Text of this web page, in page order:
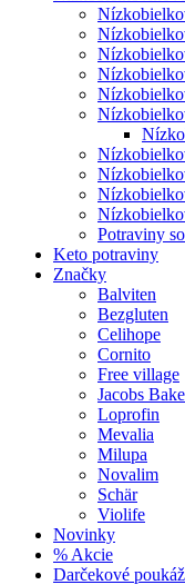
Potraviny
Keto potraviny
Značky
Balviten
Bezgluten
Celihope
Cornito
Free village
Jacobs
Loprofin
Mevalia
Milupa
Novalim
Schär
Violife
Novinky
% Akcie
Darčekové